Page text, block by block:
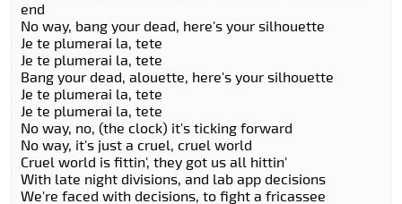
end
No way, bang your dead, here's your silhouette
Je te plumerai la, tete
Je te plumerai la, tete
Bang your dead, alouette, here's your silhouette
Je te plumerai la, tete
Je te plumerai la, tete
No way, no, (the clock) it's ticking forward
No way, it's just a cruel, cruel world
Cruel world is fittin', they got us all hittin'
With late night divisions, and lab app decisions
We're faced with decisions, to fight a fricassee